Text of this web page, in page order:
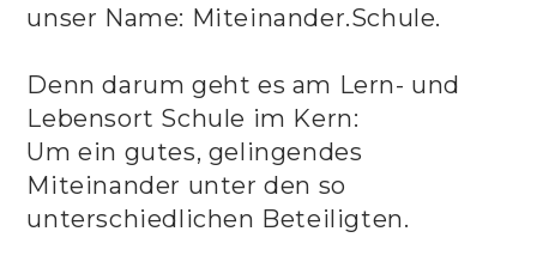
unser Name: Miteinander.Schule.
Denn darum geht es am Lern- und
Lebensort Schule im Kern:
Um ein gutes, gelingendes
Miteinander unter den so
unterschiedlichen Beteiligten.